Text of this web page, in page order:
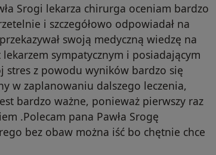
Srogi lekarza chirurga oceniam bardzo
i szczegółowo odpowiadał na
swoją medyczną wiedzę na
sympatycznym i posiadającym
stres z powodu wyników bardzo się
w zaplanowaniu dalszego leczenia,
bardzo ważne, ponieważ pierwszy raz
.Polecam pana Pawła Srogę
bez obaw można iść bo chętnie chce